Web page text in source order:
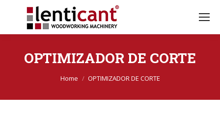
OPTIMIZADOR DE CORTE
Sei qui:
Home OPTIMIZADOR DE CORTE